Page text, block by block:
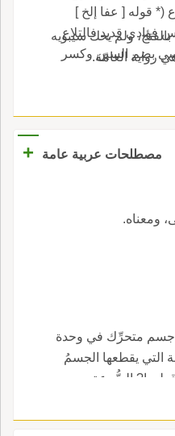
قوله [ عفا إلخ ]
فؤادي قديد فالتلاع
بضم السين وكسر
ولم يحك سيبويه
رواية العامّة.
مصطلحات عربية عامة +
ومعناه.
جسم متحرِّك في وحدة
التي يقطعها الجسمُ
السُّرعة